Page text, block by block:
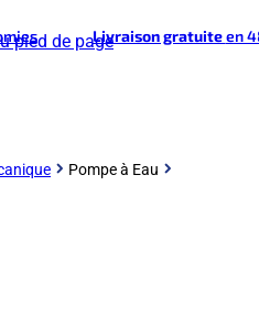
pied de pageLivraison gratuiteen
Pompe à Eau